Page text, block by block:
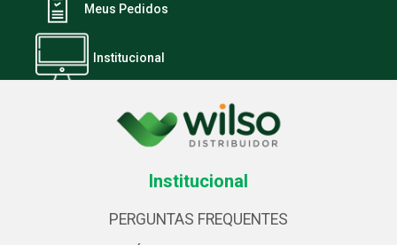
Meus Pedidos
Institucional
Institucional
PERGUNTAS FREQUENTES